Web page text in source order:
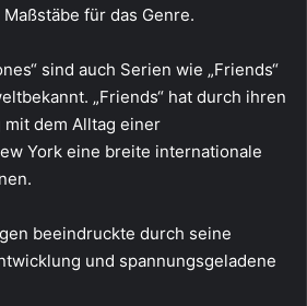
für das Genre.
sind auch Serien wie „Friends“
„Friends“ hat durch ihren
dem Alltag einer
York eine breite internationale
beeindruckte durch seine
und spannungsgeladene